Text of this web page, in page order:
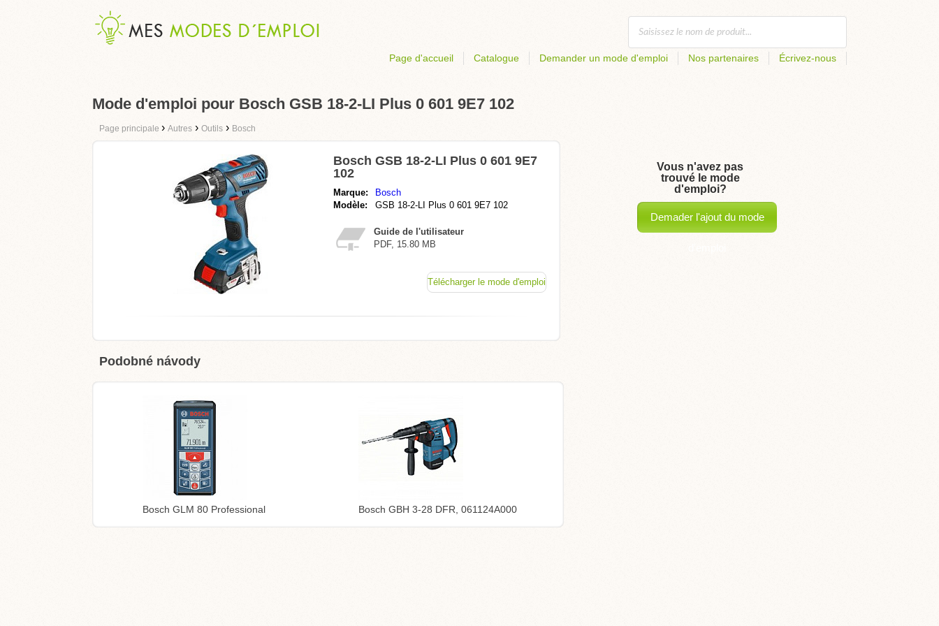
Page d'accueil Catalogue Demander un mode d'emploi Nos partenaires Écrivez-nous
Mode d'emploi pour Bosch GSB 18-2-LI Plus 0 601 9E7 102
Page principale › Autres › Outils › Bosch
Bosch GSB 18-2-LI Plus 0 601 9E7
102
Marque:
Bosch
Modèle:
GSB 18-2-LI Plus 0 601 9E7 102
Guide de l'utilisateur
PDF, 15.80 MB
Télécharger le mode d'emploi
Podobné návody
Bosch GLM 80 Professional Bosch GBH 3-28 DFR, 061124A000
Vous n'avez pas
trouvé le mode
d'emploi?
Demader l'ajout du mode